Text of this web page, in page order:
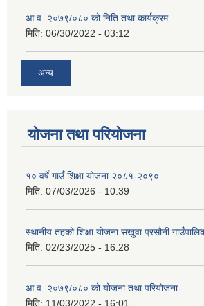
आ.व. २०७९/०८० को निति तथा कार्यक्रम
मिति: 06/30/2022 - 03:12
अन्य
योजना तथा परियोजना
१० वर्षे गाउँ शिक्षा योजना २०८१-२०९०
मिति: 07/03/2026 - 10:39
स्थानीय तहको शिक्षा योजना सखुवा प्रसौनी
मिति: 02/23/2025 - 16:28
आ.व. २०७९/०८० को योजना तथा परियोजना
मिति: 11/03/2022 - 16:01